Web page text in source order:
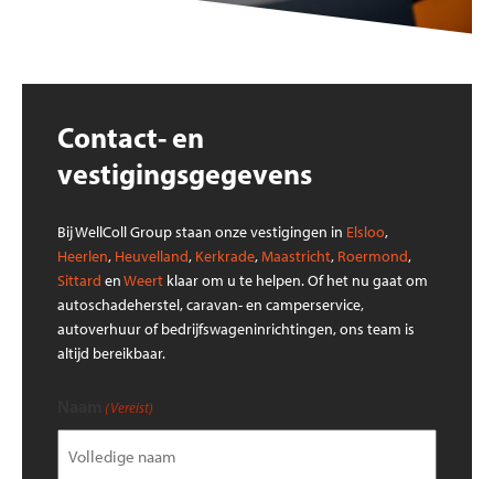
Contact- en
vestigingsgegevens
Bij WellColl Group staan onze vestigingen in Elsloo,
Heerlen, Heuvelland, Kerkrade,Maastricht, Roermond,
Sittard enWeert klaar om u te helpen. Of het nu gaat om
autoschadeherstel, caravan- en camperservice,
autoverhuur of bedrijfswageninrichtingen, ons team is
altijd bereikbaar.
(Vereist)